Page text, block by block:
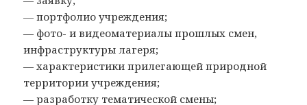
— портфолио учреждения;
— фото- и видеоматериалы прошлых смен,
инфраструктуры лагеря;
— характеристики прилегающей природной
территории учреждения;
— разработку тематической смены;